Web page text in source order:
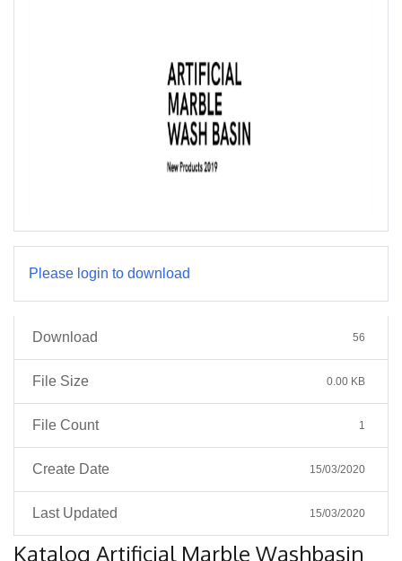
Please login to download
Download 56
File Size 0.00 KB
File Count 1
Create Date 15/03/2020
Last Updated 15/03/2020
Katalog Artificial Marble Washbasin